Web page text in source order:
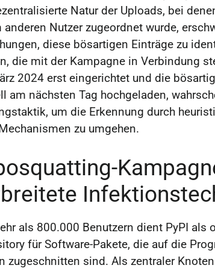
Natur der Uploads, bei
anderen Nutzer zugeordnet wurde,
diese bösartigen Einträge zu
die mit der Kampagne in Verbindung
2024 erst eingerichtet und die
am nächsten Tag hochgeladen,
um die Erkennung durch
zu umgehen.
als 800.000 Benutzern dient PyPI als
für Software-Pakete, die auf die
zugeschnitten sind. Als zentraler